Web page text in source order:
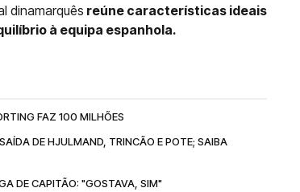
dinamarquês reúne características ideais
à equipa espanhola.
FAZ 100 MILHÕES
DE HJULMAND, TRINCÃO E POTE; SAIBA
DE CAPITÃO: "GOSTAVA, SIM"